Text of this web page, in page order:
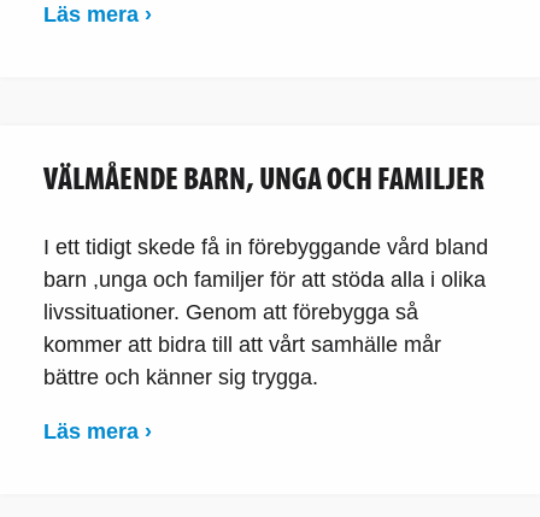
Läs mera ›
VÄLMÅENDE BARN, UNGA OCH FAMILJER
I ett tidigt skede få in förebyggande vård bland
barn ,unga och familjer för att stöda alla i olika
livssituationer. Genom att förebygga så
kommer att bidra till att vårt samhälle mår
bättre och känner sig trygga.
Läs mera ›